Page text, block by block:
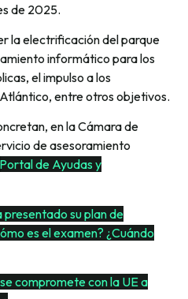
de 2025.
la electrificación del parque
informático para los
el impulso a los
entre otros objetivos.
en la Cámara de
de asesoramiento
Portal de Ayudas y
presentado su plan de
es el examen? ¿Cuándo
compromete con la UE a